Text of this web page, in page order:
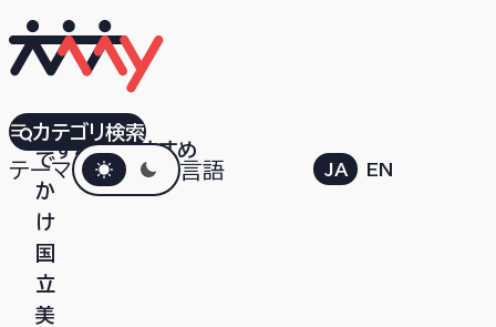
すべておすすめ
テーマダークモード言語 JA EN
カテゴリ検索
お
で
か
け
国
立
美